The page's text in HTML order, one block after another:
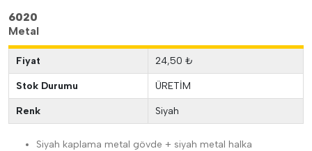
6020
Metal
Fiyat 24,50 ₺
Stok Durumu ÜRETİM
Renk Siyah
Siyah kaplama metal gövde + siyah metal halka